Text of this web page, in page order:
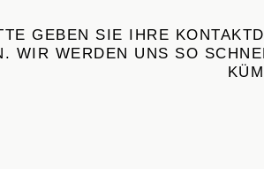
GEBEN SIE IHRE
WIR WERDEN UNS SO